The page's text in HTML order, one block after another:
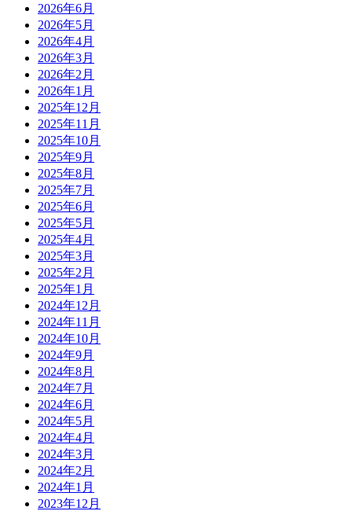
2026年6月
2026年5月
2026年4月
2026年3月
2026年2月
2026年1月
2025年12月
2025年11月
2025年10月
2025年9月
2025年8月
2025年7月
2025年6月
2025年5月
2025年4月
2025年3月
2025年2月
2025年1月
2024年12月
2024年11月
2024年10月
2024年9月
2024年8月
2024年7月
2024年6月
2024年5月
2024年4月
2024年3月
2024年2月
2024年1月
2023年12月